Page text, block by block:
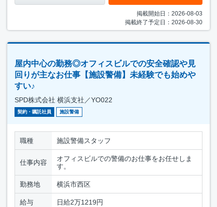
掲載開始日：2026-08-03
掲載終了予定日：2026-08-30
屋内中心の勤務◎オフィスビルでの安全確認や見
回りが主なお仕事【施設警備】未経験でも始めや
すい♪
SPD株式会社 横浜支社／YO022
契約・嘱託社員 施設警備
職種 施設警備スタッフ
仕事内容
オフィスビルでの警備のお仕事をお任せしま
す。
勤務地 横浜市西区
給与 日給2万1219円